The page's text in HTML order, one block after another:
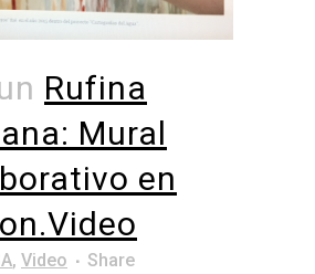
Rufina
Mural
en
, Video Share